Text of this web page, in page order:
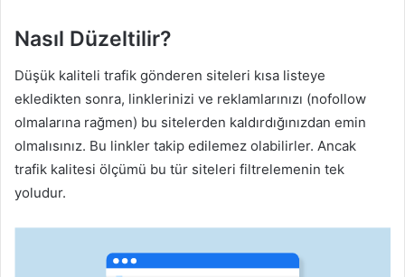
Nasıl Düzeltilir?
Düşük kaliteli trafik gönderen siteleri kısa listeye
ekledikten sonra, linklerinizi ve reklamlarınızı (nofollow
olmalarına rağmen) bu sitelerden kaldırdığınızdan emin
olmalısınız. Bu linkler takip edilemez olabilirler. Ancak
trafik kalitesi ölçümü bu tür siteleri filtrelemenin tek
yoludur.